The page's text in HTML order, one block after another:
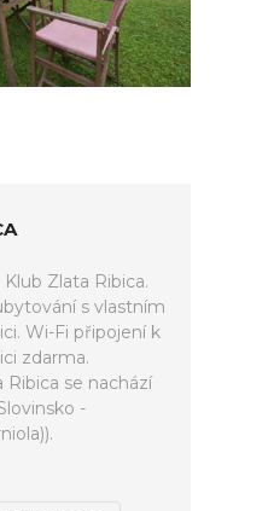
Zlata Ribica.
s vlastním
Wi-Fi připojení k
zdarma.
Ribica se nachází
-